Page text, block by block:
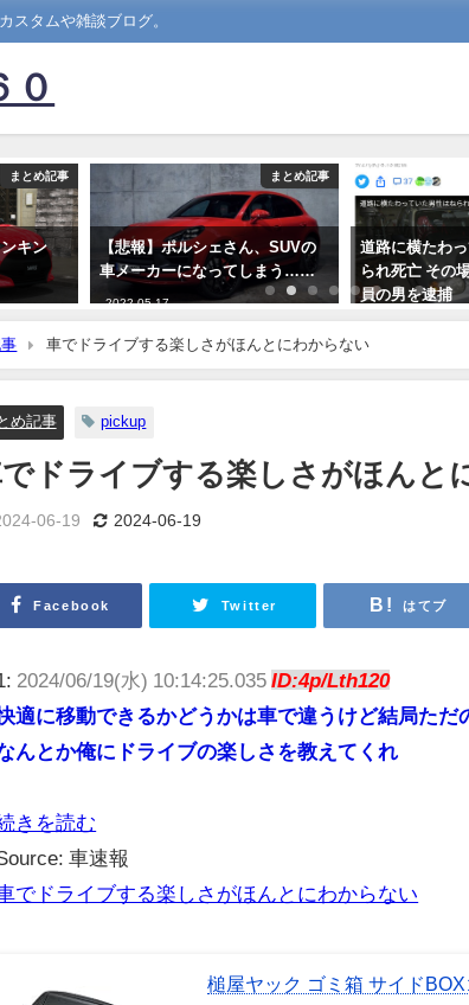
スタムや雑談ブログ。
０
まとめ記事
キン
まとめ記事
【悲報】ポルシェさん、SUVの
車メーカーになってしまう……
2022-05-17
道路に横たわ
られ死亡 その
員の男を逮捕
車でドライブする楽しさがほんとにわからない
め記事 pickup
ドライブする楽しさがほんと
06-19 2024-06-19
Facebook Twitter はてブ
2024/06/19(水) 10:14:25.035ID:4p/Lth120
適に移動できるかどうかは車で違うけど結局ただ
んとか俺にドライブの楽しさを教えてくれ
きを読む
車速報
でドライブする楽しさがほんとにわからない
槌屋ヤック ゴミ箱 サイド